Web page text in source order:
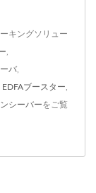
キングソリュー
バ
EDFAブースター
ンシーバーをご覧